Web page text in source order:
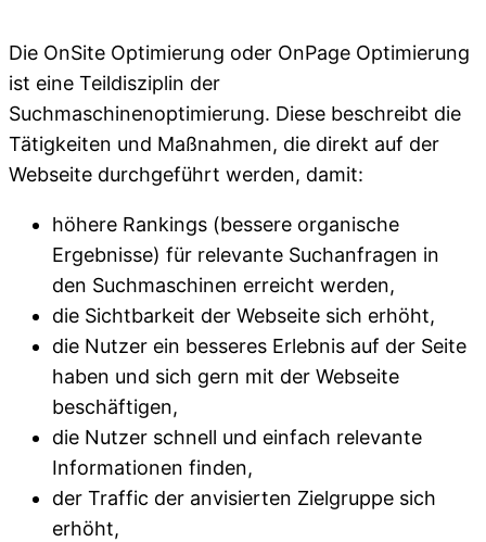
Die OnSite Optimierung oder OnPage Optimierung
ist eine Teildisziplin der
Suchmaschinenoptimierung. Diese beschreibt die
Tätigkeiten und Maßnahmen, die direkt auf der
Webseite durchgeführt werden, damit:
höhere Rankings (bessere organische
Ergebnisse) für relevante Suchanfragen in
den Suchmaschinen erreicht werden,
die Sichtbarkeit der Webseite sich erhöht,
die Nutzer ein besseres Erlebnis auf der Seite
haben und sich gern mit der Webseite
beschäftigen,
die Nutzer schnell und einfach relevante
Informationen finden,
der Traffic der anvisierten Zielgruppe sich
erhöht,